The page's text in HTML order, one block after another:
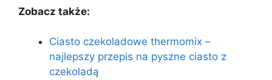
Zobacz także:
Ciasto czekoladowe thermomix –
najlepszy przepis na pyszne ciasto z
czekoladą